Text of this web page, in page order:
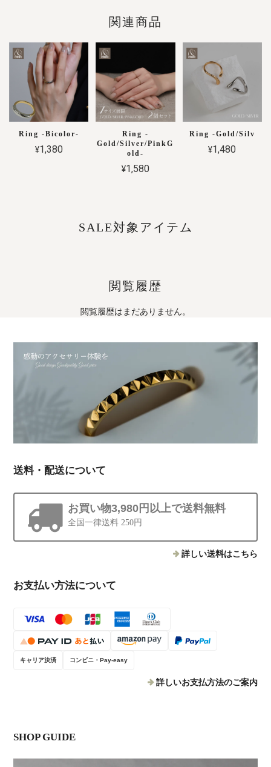
関連商品
Ring -Bicolor-
¥1,380
Ring -
Gold/Silver/PinkG
old-
¥1,580
Ring -Gold/Silv
¥1,480
SALE対象アイテム
閲覧履歴
閲覧履歴はまだありません。
送料・配送について
お買い物3,980円以上で送料無料
全国一律送料 250円
詳しい送料はこちら
お支払い方法について
キャリア決済 コンビニ・Pay-easy
詳しいお支払方法のご案内
SHOP GUIDE